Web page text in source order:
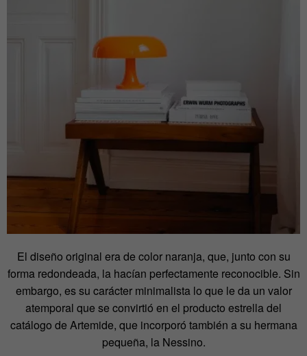
El diseño original era de color naranja, que, junto con su
forma redondeada, la hacían perfectamente reconocible. Sin
embargo, es su carácter minimalista lo que le da un valor
atemporal que se convirtió en el producto estrella del
catálogo de Artemide, que incorporó también a su hermana
pequeña, la Nessino.